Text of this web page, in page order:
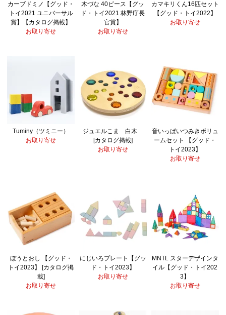
カーブドミノ【グッド・
トイ2021 ユニバーサル
賞】【カタログ掲載】
お取り寄せ
木づな 40ピース【グッ
ド・トイ2021 林野庁長
官賞】
お取り寄せ
カマキリくん16匹セット
【グッド・トイ2022】
お取り寄せ
Tuminy（ツミニー）
お取り寄せ
ジュエルこま 白木
[カタログ掲載]
お取り寄せ
音いっぱいつみきボリュ
ームセット 【グッド・
トイ2023】
お取り寄せ
ぼうとおし 【グッド・
トイ2023】 [カタログ掲
載]
お取り寄せ
にじいろプレート【グッ
ド・トイ2023】
お取り寄せ
MNTL スターデザインタ
イル【グッド・トイ202
3】
お取り寄せ